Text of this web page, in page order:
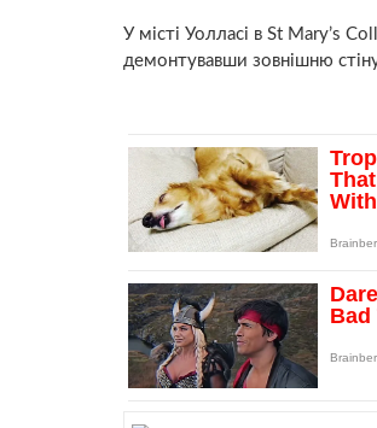
У місті Уолласі в St Mary’s
демонтувавши зовнішню